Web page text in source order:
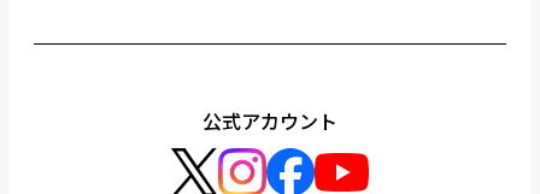
公式アカウント